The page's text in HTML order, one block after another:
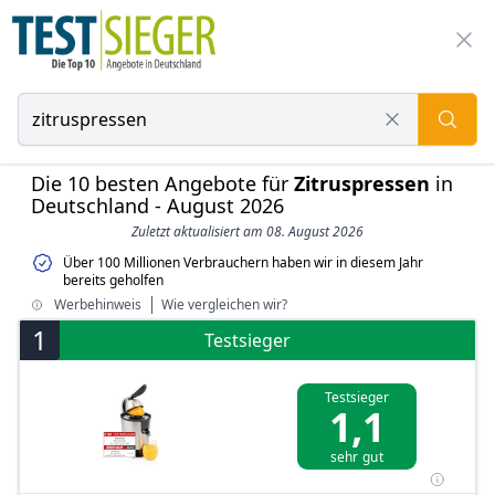
Die 10 besten Angebote für Zitruspressen in
Deutschland - August 2026
Zuletzt aktualisiert am 08. August 2026
Über 100 Millionen Verbrauchern haben wir in diesem Jahr
bereits geholfen
Werbehinweis
Wie vergleichen wir?
1 Testsieger
Testsieger
1,1
sehr gut